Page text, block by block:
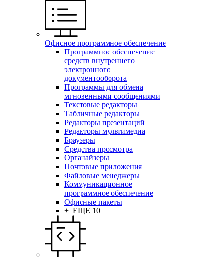
Офисное программное обеспечение
Программное обеспечение
средств внутреннего
электронного
документооборота
Программы для обмена
мгновенными сообщениями
Текстовые редакторы
Табличные редакторы
Редакторы презентаций
Редакторы мультимедиа
Браузеры
Средства просмотра
Органайзеры
Почтовые приложения
Файловые менеджеры
Коммуникационное
программное обеспечение
Офисные пакеты
+ ЕЩЕ 10